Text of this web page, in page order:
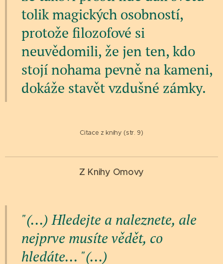
tolik magických osobností,
protože filozofové si
neuvědomili, že jen ten, kdo
stojí nohama pevně na kameni,
dokáže stavět vzdušné zámky.
Citace z knihy (str. 9)
Z Knihy Omovy
"(...) Hledejte a naleznete, ale
nejprve musíte vědět, co
hledáte... "(...)